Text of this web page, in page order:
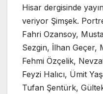
Hisar dergisinde
veriyor Şimşek.
Fahri Ozansoy,
Sezgin, İlhan Geçer,
Fehmi Özçelik,
Feyzi Halıcı, Ümit
Tufan Şentürk,